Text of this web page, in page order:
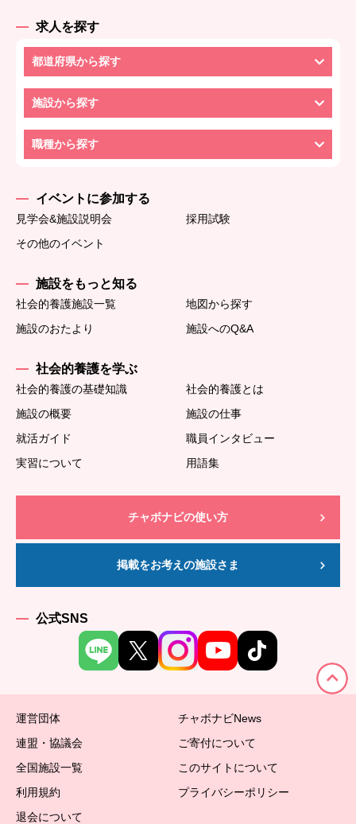
求人を探す
都道府県から探す
施設から探す
職種から探す
イベントに参加する
見学会&施設説明会
採用試験
その他のイベント
施設をもっと知る
社会的養護施設一覧
地図から探す
施設のおたより
施設へのQ&A
社会的養護を学ぶ
社会的養護の基礎知識
社会的養護とは
施設の概要
施設の仕事
就活ガイド
職員インタビュー
実習について
用語集
チャボナビの使い方
掲載をお考えの施設さま
公式SNS
運営団体
チャボナビNews
連盟・協議会
ご寄付について
全国施設一覧
このサイトについて
利用規約
プライバシーポリシー
退会について